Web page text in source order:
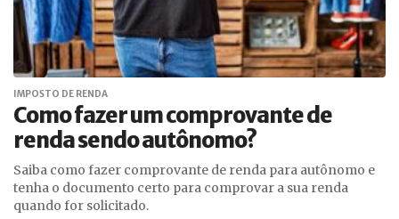
IMPOSTO DE RENDA
Como fazer um comprovante de
renda sendo autônomo?
Saiba como fazer comprovante de renda para autônomo e
tenha o documento certo para comprovar a sua renda
quando for solicitado.